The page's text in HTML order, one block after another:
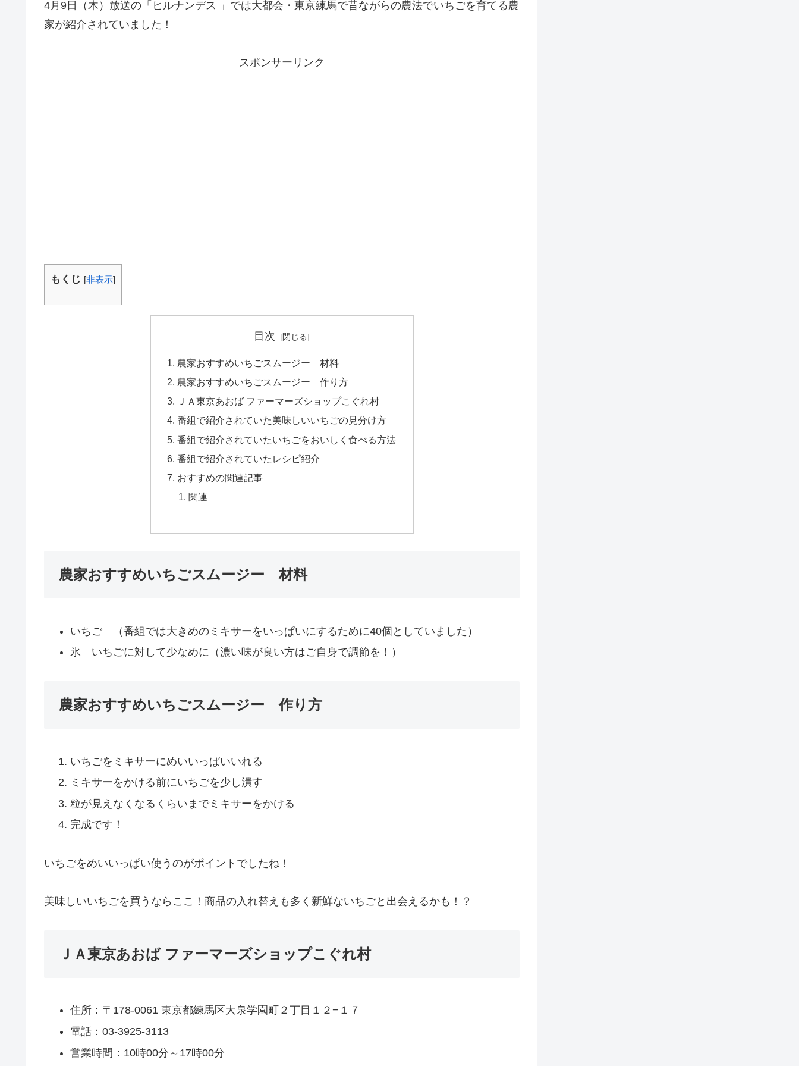
4月9日（木）放送の「ヒルナンデス 」では大都会・東京練馬で昔ながらの農法でいちごを育てる農
家が紹介されていました！
スポンサーリンク
もくじ [非表示]
目次
農家おすすめいちごスムージー 材料
農家おすすめいちごスムージー 作り方
ＪＡ東京あおば ファーマーズショップこぐれ村
番組で紹介されていた美味しいいちごの見分け方
番組で紹介されていたいちごをおいしく食べる方法
番組で紹介されていたレシピ紹介
おすすめの関連記事
関連
農家おすすめいちごスムージー 材料
いちご （番組では大きめのミキサーをいっぱいにするために40個としていました）
氷 いちごに対して少なめに（濃い味が良い方はご自身で調節を！）
農家おすすめいちごスムージー 作り方
いちごをミキサーにめいいっぱいいれる
ミキサーをかける前にいちごを少し潰す
粒が見えなくなるくらいまでミキサーをかける
完成です！
いちごをめいいっぱい使うのがポイントでしたね！
美味しいいちごを買うならここ！商品の入れ替えも多く新鮮ないちごと出会えるかも！？
ＪＡ東京あおば ファーマーズショップこぐれ村
住所：〒178-0061 東京都練馬区大泉学園町２丁目１２−１７
電話：03-3925-3113
営業時間：10時00分～17時00分